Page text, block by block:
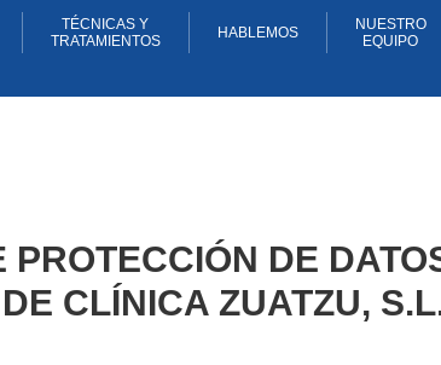
TÉCNICAS Y
TRATAMIENTOS
HABLEMOS
NUESTRO
EQUIPO
DE
CLÍNICA ZUATZU,